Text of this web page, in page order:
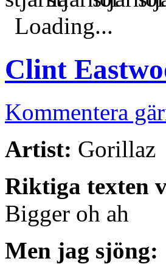
Loading...
Clint
Kommentera
Artist: Gorillaz
Riktiga texten
Bigger oh ah
Men jag sjöng: